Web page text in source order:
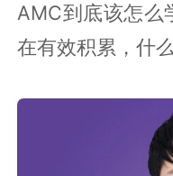
AMC到底该怎么
在有效积累，什